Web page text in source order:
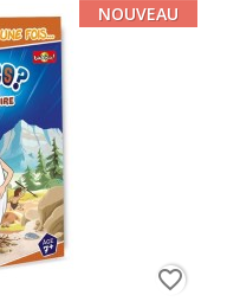
NOUVEAU
favorite_border